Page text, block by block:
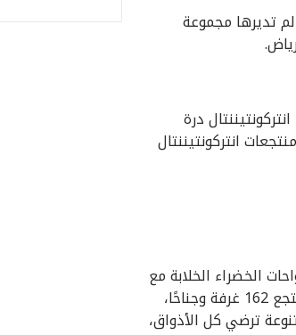
لينضم إلى أكثر من 6000 فندق حول العالم تديرها مجموعة
منتجع وسبا انتركونتيننتال درة
انتركونتيننتال
ويغطي مساحة 154000 متر مربع من الواحات الخضراء الخلابة مع
وجود بحيرة وشلالات فريدة تدعو الضيوف للاسترخاء والتخفيف عن ضغوط الحياة. يوفر المنتجع 162 غرفة وجناحًا،
ترضي كل الأذواق،